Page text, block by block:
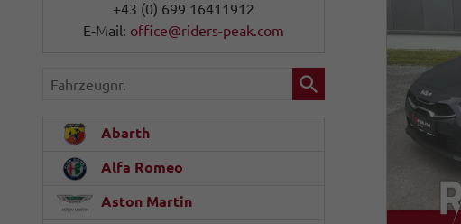
+43 (0) 699 16411912
E-Mail: office@riders-peak.com
Fahrzeugnr.
Abarth
Alfa Romeo
Aston Martin